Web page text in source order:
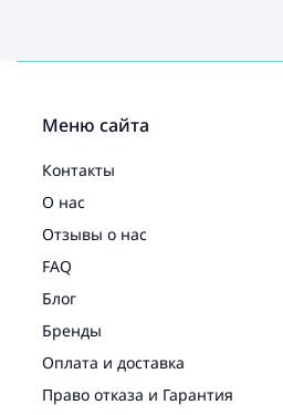
Меню сайта
Контакты
О нас
Отзывы о нас
FAQ
Блог
Бренды
Оплата и доставка
Право отказа и Гарантия